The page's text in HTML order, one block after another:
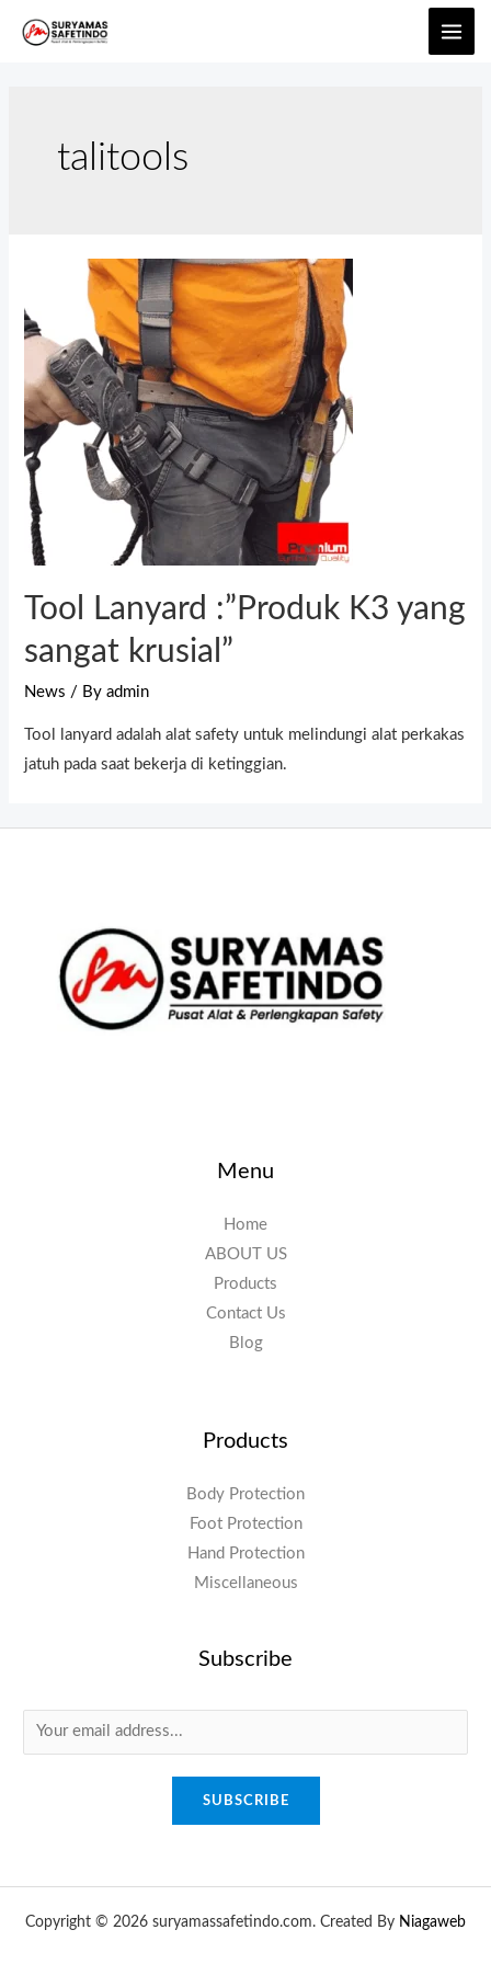
talitools
Tool Lanyard :”Produk K3 yang
sangat krusial”
News / Byadmin
Tool lanyard adalah alat safety untuk melindungi alat perkakas
jatuh pada saat bekerja di ketinggian.
Menu
Home
ABOUT US
Products
Contact Us
Blog
Products
Body Protection
Foot Protection
Hand Protection
Miscellaneous
Subscribe
SUBSCRIBE
Copyright © 2026 suryamassafetindo.com. Created By Niagaweb